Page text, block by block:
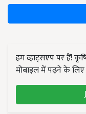
हम व्हाट्सएप पर हैं!
मोबाइल में पढ़ने के